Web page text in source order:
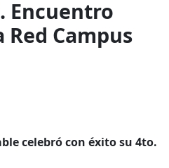
Encuentro
Campus
celebró con éxito su 4to.